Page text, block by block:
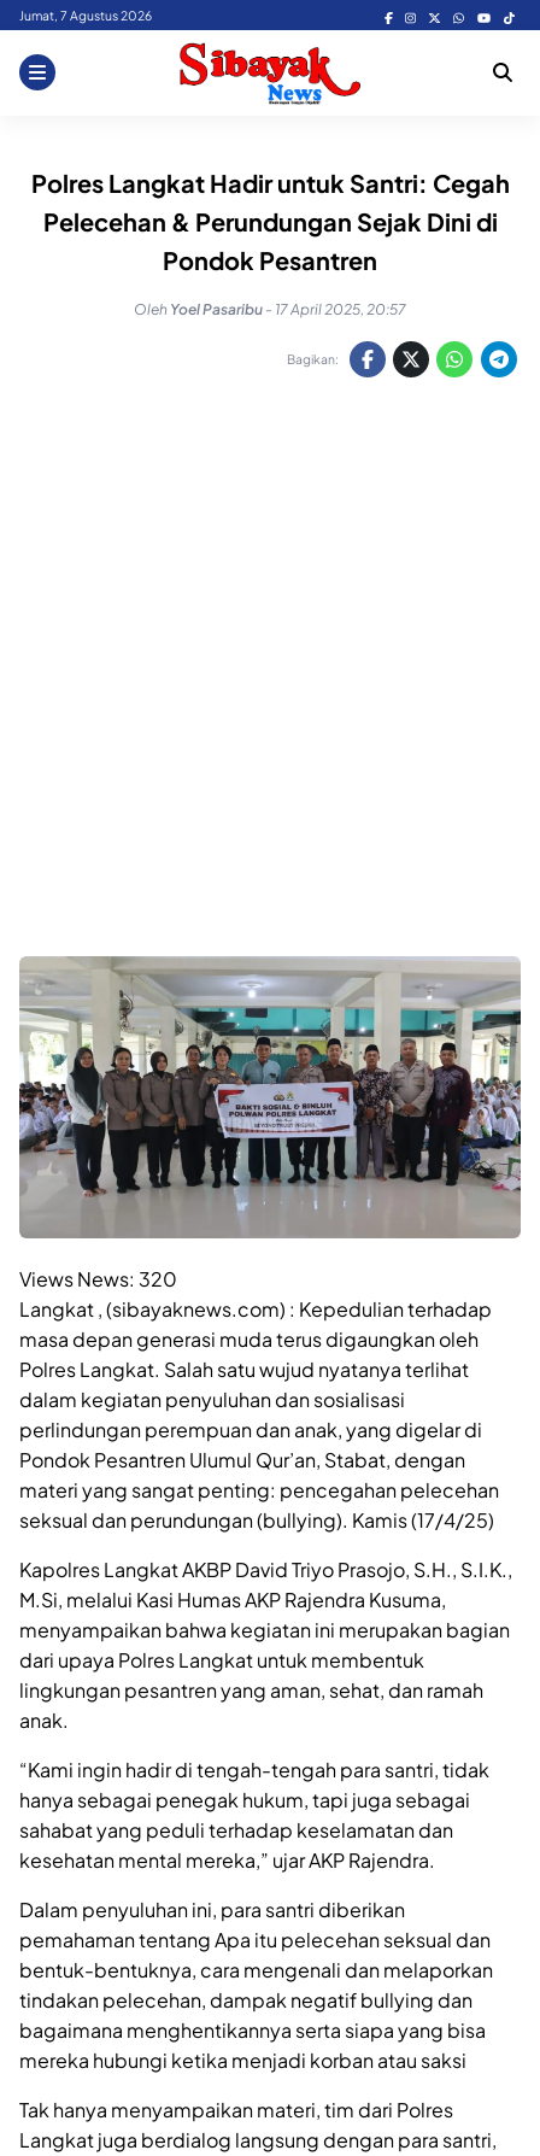
Skip
content
Jumat, 7 Agustus 2026
Polres Langkat Hadir untuk Santri: Cegah
Pelecehan & Perundungan Sejak Dini di
Pondok Pesantren
Oleh Yoel Pasaribu - 17 April 2025, 20:57
Bagikan:
Views News: 320
Langkat , (sibayaknews.com) : Kepedulian terhadap
masa depan generasi muda terus digaungkan oleh
Polres Langkat. Salah satu wujud nyatanya terlihat
dalam kegiatan penyuluhan dan sosialisasi
perlindungan perempuan dan anak, yang digelar di
Pondok Pesantren Ulumul Qur’an, Stabat, dengan
materi yang sangat penting: pencegahan pelecehan
seksual dan perundungan (bullying). Kamis (17/4/25)
Kapolres Langkat AKBP David Triyo Prasojo, S.H., S.I.K.,
M.Si, melalui Kasi Humas AKP Rajendra Kusuma,
menyampaikan bahwa kegiatan ini merupakan bagian
dari upaya Polres Langkat untuk membentuk
lingkungan pesantren yang aman, sehat, dan ramah
anak.
“Kami ingin hadir di tengah-tengah para santri, tidak
hanya sebagai penegak hukum, tapi juga sebagai
sahabat yang peduli terhadap keselamatan dan
kesehatan mental mereka,” ujar AKP Rajendra.
Dalam penyuluhan ini, para santri diberikan
pemahaman tentang Apa itu pelecehan seksual dan
bentuk-bentuknya, cara mengenali dan melaporkan
tindakan pelecehan, dampak negatif bullying dan
bagaimana menghentikannya serta siapa yang bisa
mereka hubungi ketika menjadi korban atau saksi
Tak hanya menyampaikan materi, tim dari Polres
Langkat juga berdialog langsung dengan para santri,